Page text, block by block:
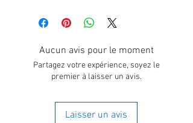
Aucun avis pour le moment
Partagez votre expérience, soyez le
premier à laisser un avis.
Laisser un avis